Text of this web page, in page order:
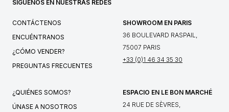
SÍGUENOS EN NUESTRAS REDES
CONTÁCTENOS
ENCUÉNTRANOS
¿CÓMO VENDER?
PREGUNTAS FRECUENTES
SHOWROOM EN PARIS
36 BOULEVARD RASPAIL,
75007 PARIS
+33 (0)1 46 34 35 30
¿QUIÉNES SOMOS?
ÚNASE A NOSOTROS
ESPACIO EN LE BON MARCHÉ
24 RUE DE SÈVRES,